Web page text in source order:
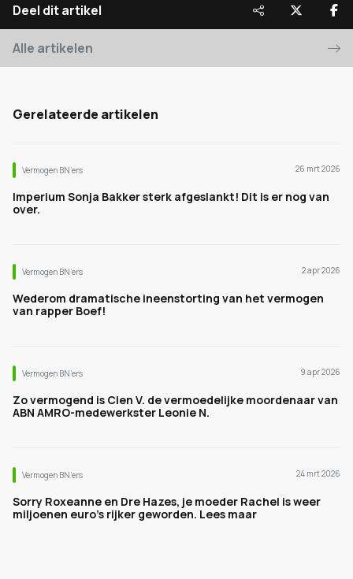
Deel dit artikel
Alle artikelen
Gerelateerde artikelen
Vermogen BN’ers 26 mrt 2026
Imperium Sonja Bakker sterk afgeslankt! Dit is er nog van
over.
Vermogen BN’ers 2 apr 2026
Wederom dramatische ineenstorting van het vermogen
van rapper Boef!
Vermogen BN’ers 9 apr 2026
Zo vermogend is Clen V. de vermoedelijke moordenaar van
ABN AMRO-medewerkster Leonie N.
Vermogen BN’ers 24 mrt 2026
Sorry Roxeanne en Dre Hazes, je moeder Rachel is weer
miljoenen euro's rijker geworden. Lees maar